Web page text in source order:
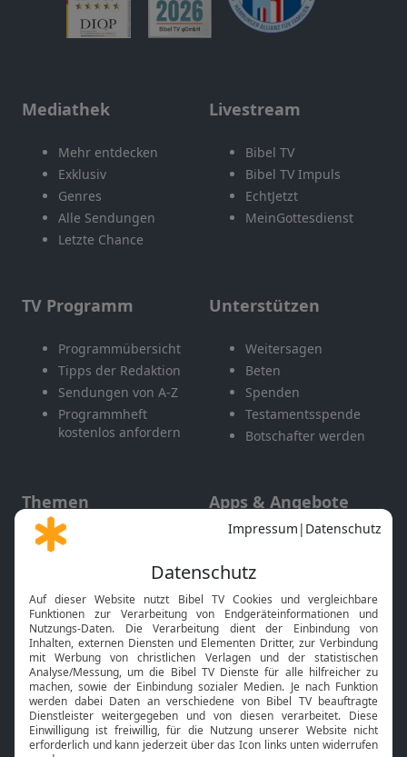
Mediathek
Mehr entdecken
Exklusiv
Genres
Alle Sendungen
Letzte Chance
Livestream
Bibel TV
Bibel TV Impuls
EchtJetzt
MeinGottesdienst
TV Programm
Programmübersicht
Tipps der Redaktion
Sendungen von A-Z
Programmheft
kostenlos anfordern
Unterstützen
Weitersagen
Beten
Spenden
Testamentsspende
Botschafter werden
Themen
Gott und Bibel erklärt
Neuigkeiten
Apps & Angebote
Mobile App
Smart TV
HbbTV
Bibelthek Online-Bibel
Nächster Gottesdienst
Bibel TV Service